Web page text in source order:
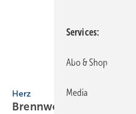
Herz
Brennwerttechnik für
Services
Abo & Shop
Media